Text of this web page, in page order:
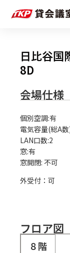
日比谷国
8D
会場仕様
個別空調:有
電気容量(総A
LAN口数:2
窓:有
外受付：可
フロア図
８階